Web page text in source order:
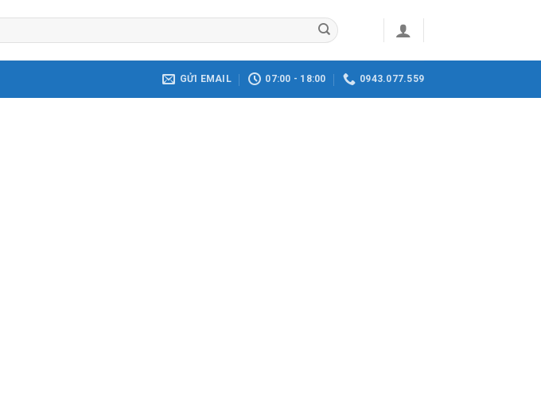
GỬI EMAIL 07:00 - 18:00 0943.077.559